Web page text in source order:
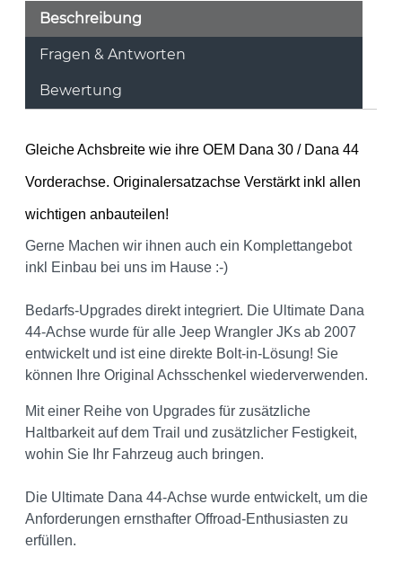
Beschreibung
Fragen & Antworten
Bewertung
Gleiche Achsbreite wie ihre OEM Dana 30 / Dana 44
Vorderachse. Originalersatzachse Verstärkt inkl allen
wichtigen anbauteilen!
Gerne Machen wir ihnen auch ein Komplettangebot
inkl Einbau bei uns im Hause :-)
Bedarfs-Upgrades direkt integriert. Die Ultimate Dana
44-Achse wurde für alle Jeep Wrangler JKs ab 2007
entwickelt und ist eine direkte Bolt-in-Lösung! Sie
können Ihre Original Achsschenkel wiederverwenden.
Mit einer Reihe von Upgrades für zusätzliche
Haltbarkeit auf dem Trail und zusätzlicher Festigkeit,
wohin Sie Ihr Fahrzeug auch bringen.
Die Ultimate Dana 44-Achse wurde entwickelt, um die
Anforderungen ernsthafter Offroad-Enthusiasten zu
erfüllen.